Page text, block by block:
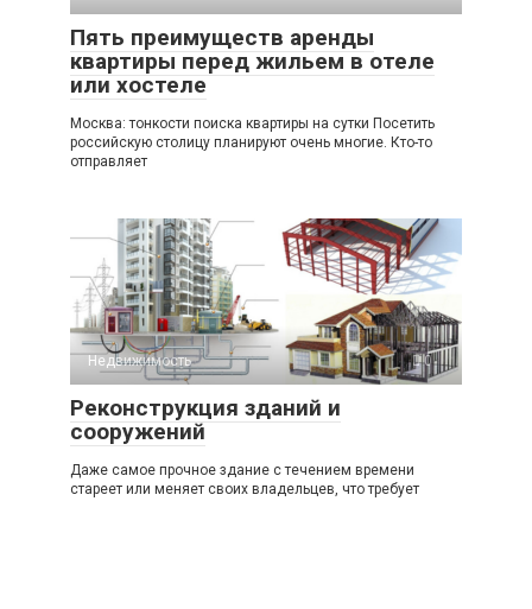
Пять преимуществ аренды
квартиры перед жильем в отеле
или хостеле
Москва: тонкости поиска квартиры на сутки Посетить
российскую столицу планируют очень многие. Кто-то
отправляет
Недвижимость 0
Реконструкция зданий и
сооружений
Даже самое прочное здание с течением времени
стареет или меняет своих владельцев, что требует